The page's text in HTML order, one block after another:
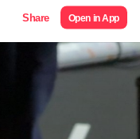
Share Open in App